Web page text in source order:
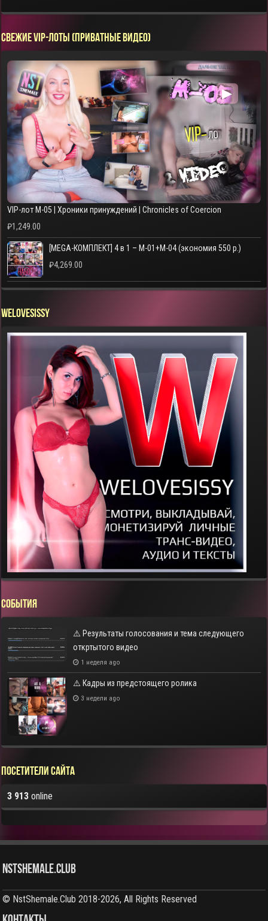
СВЕЖИЕ VIP-ЛОТЫ (ПРИВАТНЫЕ ВИДЕО)
▶
VIP-лот M-05 | Хроники принуждений | Chronicles of Coercion
₽1,249.00
[MEGA-КОМПЛЕКТ] 4 в 1 – M-01+M-04 (экономия 550 р.)
₽4,269.00
WELOVESISSY
СОБЫТИЯ
⚠️ Результаты голосования и тема следующего
откртытого видео
1 неделя ago
⚠️ Кадры из предстоящего ролика
3 недели ago
Посетители сайта
3 913 online
NstShemale.Club
© NstShemale.Club 2018-2026, All Rights Reserved